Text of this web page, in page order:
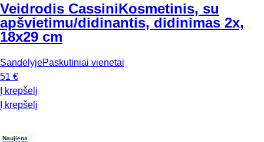
Veidrodis CassiniKosmetinis, su
apšvietimu/didinantis, didinimas 2x,
18x29 cm
SandėlyjePaskutiniai vienetai
51 €
Į krepšelį
Į krepšelį
Naujiena